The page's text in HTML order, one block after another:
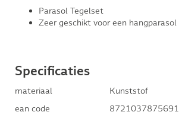
Parasol Tegelset
Zeer geschikt voor een hangparasol
Specificaties
materiaal
Kunststof
ean code
8721037875691